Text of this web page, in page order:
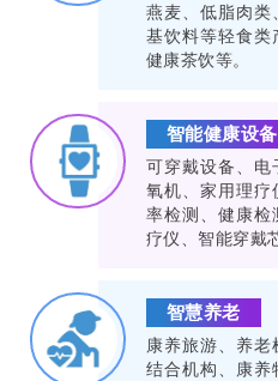
燕麦、低脂肉类
基饮料等轻食类
健康茶饮等。
智能健康设备
可穿戴设备、电
氧机、家用理疗
率检测、健康检
疗仪、智能穿戴
智慧养老
康养旅游、养
结合机构、康养